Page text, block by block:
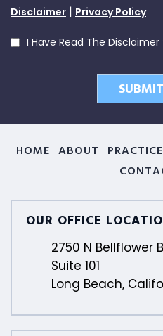
Disclaimer | Privacy Policy
I Have Read The Disclaimer
HOME ABOUT
OUR OFFICE
2750 N Bellflower
Suite 101
Long Beach,